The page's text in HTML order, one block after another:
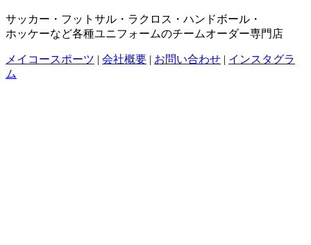
サッカー・フットサル・ラクロス・ハンドボール・
ホッケーなど各種ユニフォームのチームオーダー専門店
メイコースポーツ | 会社概要 | お問い合わせ | インスタグラ
ム